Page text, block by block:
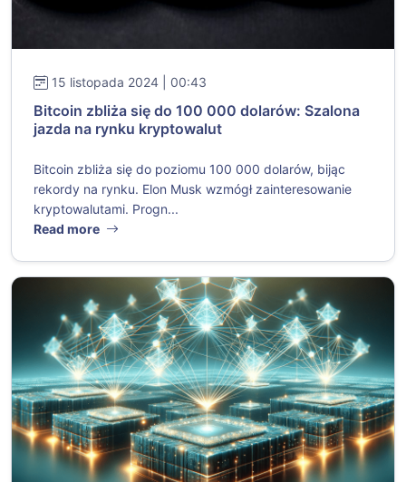
15 listopada 2024 | 00:43
Bitcoin zbliża się do 100 000 dolarów: Szalona
jazda na rynku kryptowalut
Bitcoin zbliża się do poziomu 100 000 dolarów, bijąc
rekordy na rynku. Elon Musk wzmógł zainteresowanie
kryptowalutami. Progn...
Read more